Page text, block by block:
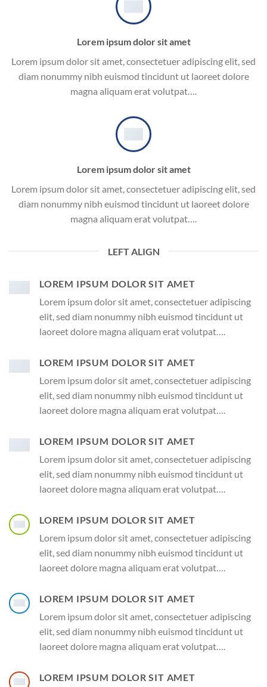
Lorem ipsum dolor sit amet
Lorem ipsum dolor sit amet, consectetuer adipiscing elit, sed
diam nonummy nibh euismod tincidunt ut laoreet dolore
magna aliquam erat volutpat….
Lorem ipsum dolor sit amet
Lorem ipsum dolor sit amet, consectetuer adipiscing elit, sed
diam nonummy nibh euismod tincidunt ut laoreet dolore
magna aliquam erat volutpat….
LEFT ALIGN
LOREM IPSUM DOLOR SIT AMET
Lorem ipsum dolor sit amet, consectetuer adipiscing
elit, sed diam nonummy nibh euismod tincidunt ut
laoreet dolore magna aliquam erat volutpat….
LOREM IPSUM DOLOR SIT AMET
Lorem ipsum dolor sit amet, consectetuer adipiscing
elit, sed diam nonummy nibh euismod tincidunt ut
laoreet dolore magna aliquam erat volutpat….
LOREM IPSUM DOLOR SIT AMET
Lorem ipsum dolor sit amet, consectetuer adipiscing
elit, sed diam nonummy nibh euismod tincidunt ut
laoreet dolore magna aliquam erat volutpat….
LOREM IPSUM DOLOR SIT AMET
Lorem ipsum dolor sit amet, consectetuer adipiscing
elit, sed diam nonummy nibh euismod tincidunt ut
laoreet dolore magna aliquam erat volutpat….
LOREM IPSUM DOLOR SIT AMET
Lorem ipsum dolor sit amet, consectetuer adipiscing
elit, sed diam nonummy nibh euismod tincidunt ut
laoreet dolore magna aliquam erat volutpat….
LOREM IPSUM DOLOR SIT AMET